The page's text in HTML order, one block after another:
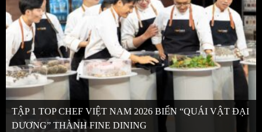
TẬP 1 TOP CHEF VIỆT NAM 2026 BIẾN “QUÁI VẬT ĐẠI
DƯƠNG” THÀNH FINE DINING